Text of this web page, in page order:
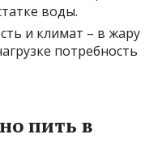
воды.
и климат – в жару
потребность
пить в